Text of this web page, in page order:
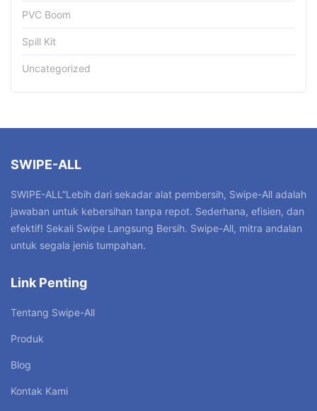
PVC Boom
Spill Kit
Uncategorized
SWIPE-ALL
SWIPE-ALL”Lebih dari sekadar alat pembersih, Swipe-All adalah
jawaban untuk kebersihan tanpa repot. Sederhana, efisien, dan
efektif! Sekali Swipe Langsung Bersih. Swipe-All, mitra andalan
untuk segala jenis tumpahan.
Link Penting
Tentang Swipe-All
Produk
Blog
Kontak Kami